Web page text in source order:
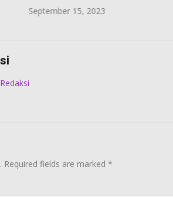
September 15, 2023
Required fields are marked *